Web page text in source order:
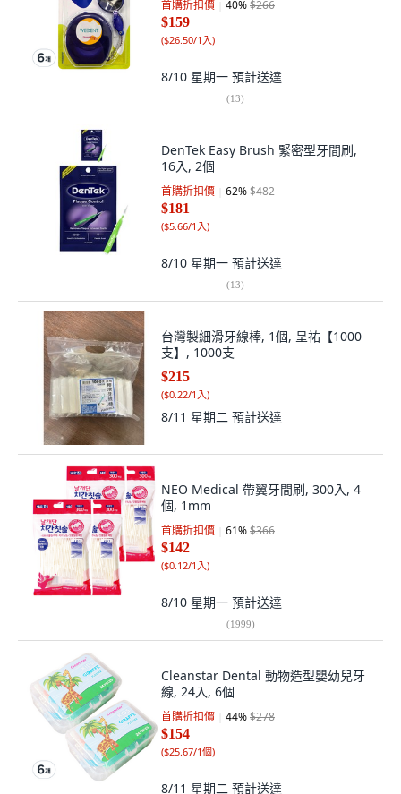
首購折扣價 40%$266
$159
($26.50/1入)
8/10 星期一 預計送達
(13)
DenTek Easy Brush 緊密型牙間刷,
16入, 2個
首購折扣價 62%$482
$181
($5.66/1入)
8/10 星期一 預計送達
(13)
台灣製細滑牙線棒, 1個, 呈祐【1000
支】, 1000支
$215
($0.22/1入)
8/11 星期二 預計送達
NEO Medical 帶翼牙間刷, 300入, 4
個, 1mm
首購折扣價 61%$366
$142
($0.12/1入)
8/10 星期一 預計送達
(1999)
Cleanstar Dental 動物造型嬰幼兒牙
線, 24入, 6個
首購折扣價 44%$278
$154
($25.67/1個)
8/11 星期二 預計送達